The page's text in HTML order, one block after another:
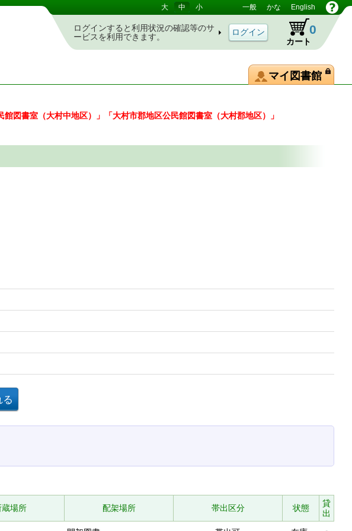
大 中 小 一般 かな English
ログインすると利用状況の確認等のサ
ービスを利用できます。
カート
0
マイ図書館
図書室（大村中地区）」「大村市郡地区公民館図書室（大村郡地区）」
蔵場所 配架場所 帯出区分 状態
貸
出